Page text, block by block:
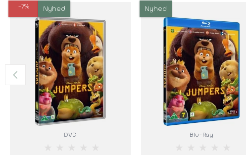
-7% Nyhed
DVD
Nyhed
Blu-Ray